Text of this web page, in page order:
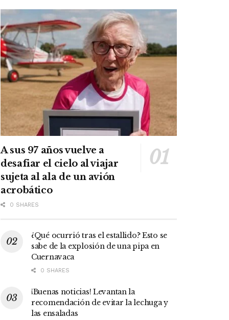
A sus 97 años vuelve a
desafiar el cielo al viajar
sujeta al ala de un avión
acrobático
0 SHARES
¿Qué ocurrió tras el estallido? Esto se
sabe de la explosión de una pipa en
Cuernavaca
0 SHARES
¡Buenas noticias! Levantan la
recomendación de evitar la lechuga y
las ensaladas